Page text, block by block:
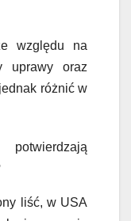
względu na
uprawy oraz
różnić w
liść, w USA